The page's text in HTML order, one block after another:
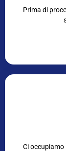
Prima di
Ci